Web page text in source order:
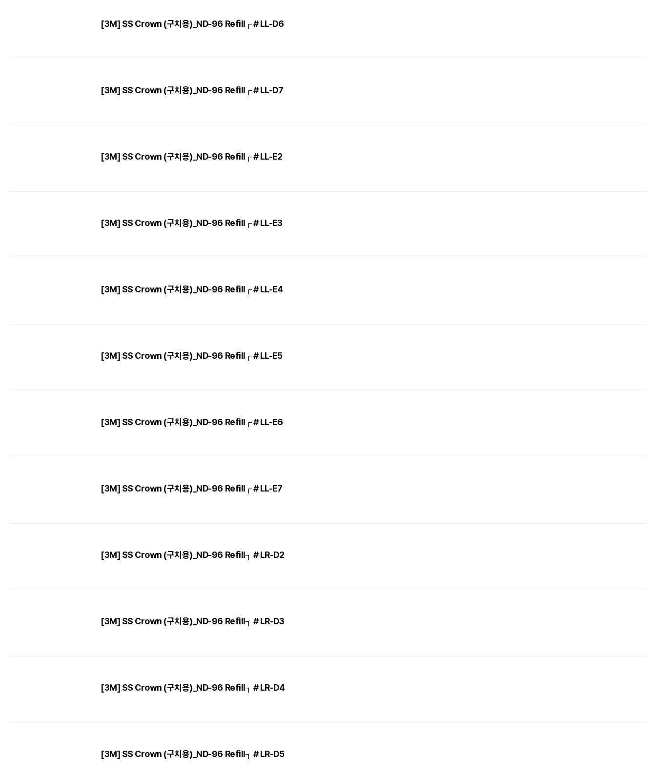
[3M] SS Crown (구치용)_ND-96 Refill┌ # LL-D6
[3M] SS Crown (구치용)_ND-96 Refill┌ # LL-D7
[3M] SS Crown (구치용)_ND-96 Refill┌ # LL-E2
[3M] SS Crown (구치용)_ND-96 Refill┌ # LL-E3
[3M] SS Crown (구치용)_ND-96 Refill┌ # LL-E4
[3M] SS Crown (구치용)_ND-96 Refill┌ # LL-E5
[3M] SS Crown (구치용)_ND-96 Refill┌ # LL-E6
[3M] SS Crown (구치용)_ND-96 Refill┌ # LL-E7
[3M] SS Crown (구치용)_ND-96 Refill┐ # LR-D2
[3M] SS Crown (구치용)_ND-96 Refill┐ # LR-D3
[3M] SS Crown (구치용)_ND-96 Refill┐ # LR-D4
[3M] SS Crown (구치용)_ND-96 Refill┐ # LR-D5